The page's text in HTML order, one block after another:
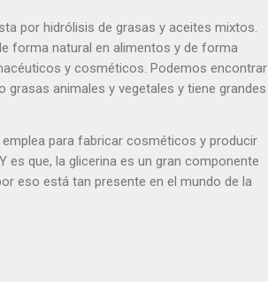
por hidrólisis de grasas y aceites mixtos.
forma natural en alimentos y de forma
y cosméticos. Podemos encontrar
grasas animales y vegetales y tiene grandes
para fabricar cosméticos y producir
es que, la glicerina es un gran componente
eso está tan presente en el mundo de la